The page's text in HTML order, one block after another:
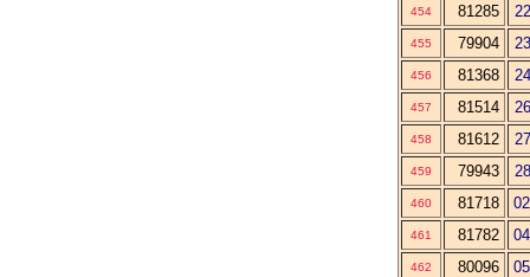
454 81285
455 79904
456 81368
457 81514
458 81612
459 79943
460 81718
461 81782
462 80096